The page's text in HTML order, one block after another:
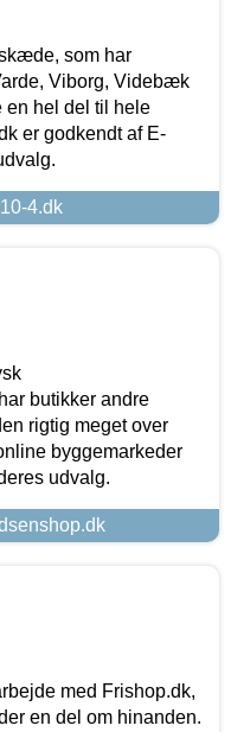
som har
Viborg, Videbæk
en hel del til hele
er godkendt af E-
4.dk
butikker andre
rigtig meget over
byggemarkeder
udvalg.
med Frishop.dk,
en del om hinanden.